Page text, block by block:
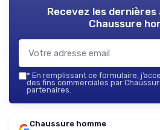
Recevez les
Chaussure
* En remplissant ce formulaire,
des fins commerciales par
partenaires.
Chaussure homme